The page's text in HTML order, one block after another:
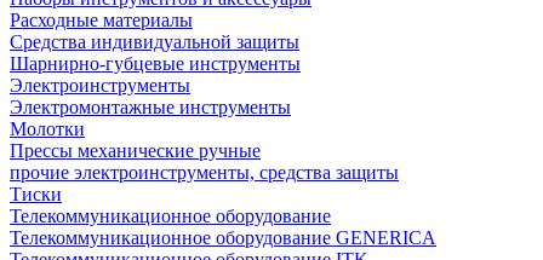
Расходные материалы
Средства индивидуальной защиты
Шарнирно-губцевые инструменты
Электроинструменты
Электромонтажные инструменты
Молотки
Прессы механические ручные
прочие электроинструменты, средства защиты
Тиски
Телекоммуникационное оборудование
Телекоммуникационное оборудование GENERICA